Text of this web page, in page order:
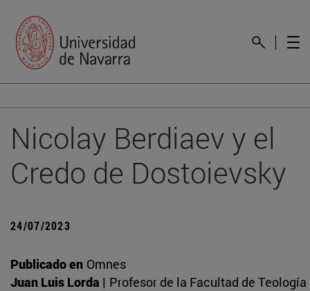
Nicolay Berdiaev y el
Credo de Dostoievsky
24/07/2023
Publicado en Omnes
Juan Luis Lorda | Profesor de la Facultad de Teología